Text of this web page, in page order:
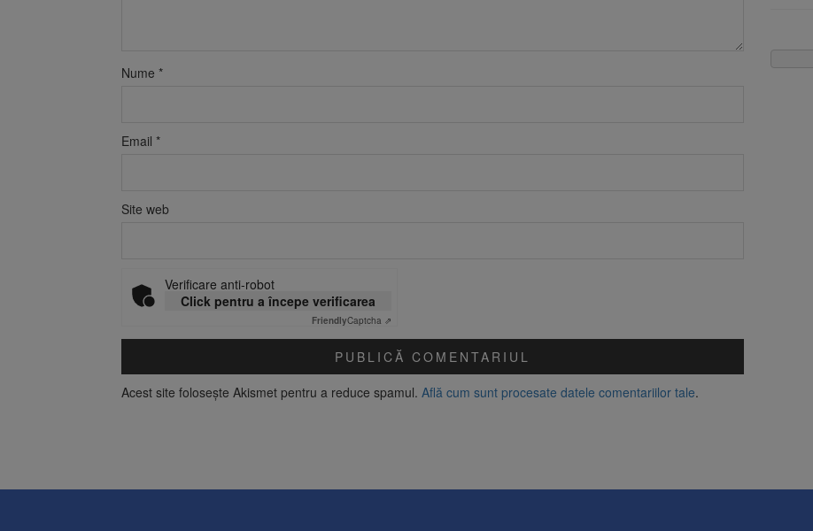
Nume *
Email *
Site web
Verificare anti-robot
Click pentru a începe verificarea
FriendlyCaptcha ⇗
Acest site folosește Akismet pentru a reduce spamul. Află cum sunt procesate datele comentariilor tale.